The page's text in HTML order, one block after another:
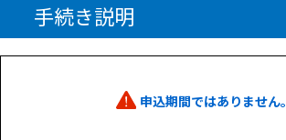
手続き説明
申込期間ではありません。